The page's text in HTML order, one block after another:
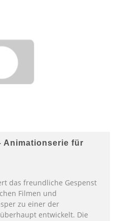
Animationserie für
das freundliche Gespenst
Filmen und
zu einer der
entwickelt. Die